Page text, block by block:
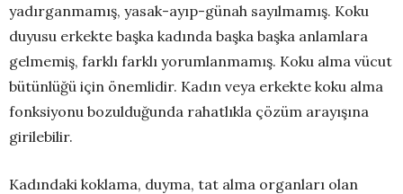
yadırganmamış, yasak-ayıp-günah sayılmamış. Koku
duyusu erkekte başka kadında başka başka anlamlara
gelmemiş, farklı farklı yorumlanmamış. Koku alma vücut
bütünlüğü için önemlidir. Kadın veya erkekte koku alma
fonksiyonu bozulduğunda rahatlıkla çözüm arayışına
girilebilir.
Kadındaki koklama, duyma, tat alma organları olan